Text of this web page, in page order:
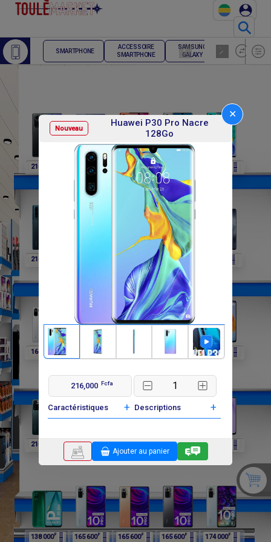
⚲
Nouveau
Huawei P30 Pro Nacre
128Go
✕
216,000 Fcfa
Caractéristiques + Descriptions +
Ajouter au panier
SMARTPHONE
ACCESSOIRE
SMARTPHONE
SAMSUNG
GALAXY
TELEPHONE
FIXE
216 000 216 000 216 000F 216 000
216 000 564 000F
162 000 F 162 000F 162 000 210 000 210 000
210 000 198 000 F F 138 000F 138 000
138 000F 165 600F 165 600F 165 600F 174 000F